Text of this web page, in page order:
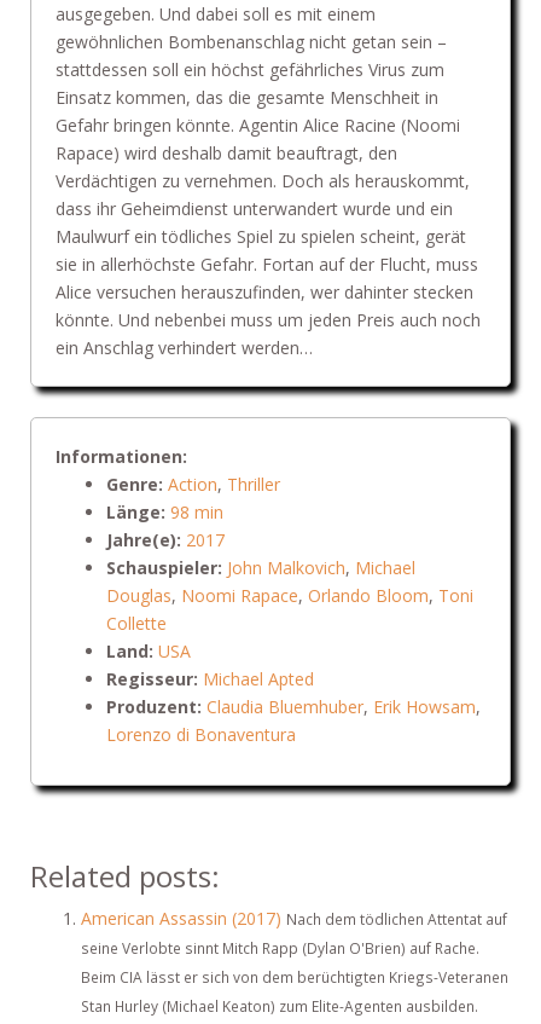
ausgegeben. Und dabei soll es mit einem
gewöhnlichen Bombenanschlag nicht getan sein –
stattdessen soll ein höchst gefährliches Virus zum
Einsatz kommen, das die gesamte Menschheit in
Gefahr bringen könnte. Agentin Alice Racine (Noomi
Rapace) wird deshalb damit beauftragt, den
Verdächtigen zu vernehmen. Doch als herauskommt,
dass ihr Geheimdienst unterwandert wurde und ein
Maulwurf ein tödliches Spiel zu spielen scheint, gerät
sie in allerhöchste Gefahr. Fortan auf der Flucht, muss
Alice versuchen herauszufinden, wer dahinter stecken
könnte. Und nebenbei muss um jeden Preis auch noch
ein Anschlag verhindert werden…
Informationen:
Genre: Action, Thriller
Länge: 98 min
Jahre(e): 2017
Schauspieler: John Malkovich, Michael
Douglas, Noomi Rapace, Orlando Bloom, Toni
Collette
Land: USA
Regisseur: Michael Apted
Produzent: Claudia Bluemhuber, Erik Howsam,
Lorenzo di Bonaventura
Related posts:
American Assassin (2017) Nach dem tödlichen Attentat auf
seine Verlobte sinnt Mitch Rapp (Dylan O'Brien) auf Rache.
Beim CIA lässt er sich von dem berüchtigten Kriegs-Veteranen
Stan Hurley (Michael Keaton) zum Elite-Agenten ausbilden.